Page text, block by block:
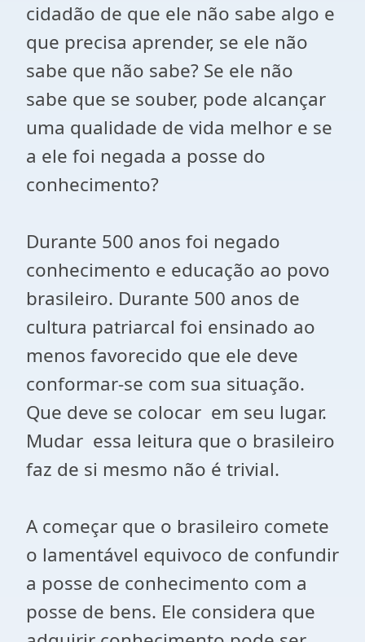
cidadão de que ele não sabe algo e
que precisa aprender, se ele não
sabe que não sabe? Se ele não
sabe que se souber, pode alcançar
uma qualidade de vida melhor e se
a ele foi negada a posse do
conhecimento?
Durante 500 anos foi negado
conhecimento e educação ao povo
brasileiro. Durante 500 anos de
cultura patriarcal foi ensinado ao
menos favorecido que ele deve
conformar-se com sua situação.
Que deve se colocar em seu lugar.
Mudar essa leitura que o brasileiro
faz de si mesmo não é trivial.
A começar que o brasileiro comete
o lamentável equivoco de confundir
a posse de conhecimento com a
posse de bens. Ele considera que